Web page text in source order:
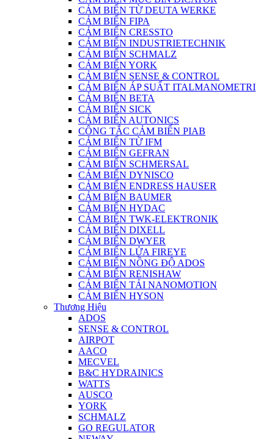
CẢM BIẾN TỪ DEUTA WERKE
CẢM BIẾN FIPA
CẢM BIẾN CRESSTO
CẢM BIẾN INDUSTRIETECHNIK
CẢM BIẾN SCHMALZ
CẢM BIẾN YORK
CẢM BIẾN SENSE & CONTROL
CẢM BIẾN ÁP SUẤT ITALMANOMETRI
CẢM BIẾN BETA
CẢM BIẾN SICK
CẢM BIẾN AUTONICS
CÔNG TẮC CẢM BIẾN PIAB
CẢM BIẾN TỪ IFM
CẢM BIẾN GEFRAN
CẢM BIẾN SCHMERSAL
CẢM BIẾN DYNISCO
CẢM BIẾN ENDRESS HAUSER
CẢM BIẾN BAUMER
CẢM BIẾN HYDAC
CẢM BIẾN TWK-ELEKTRONIK
CẢM BIẾN DIXELL
CẢM BIẾN DWYER
CẢM BIẾN LỬA FIREYE
CẢM BIẾN NỒNG ĐỘ ADOS
CẢM BIẾN RENISHAW
CẢM BIẾN TẢI NANOMOTION
CẢM BIẾN HYSON
Thương Hiệu
ADOS
SENSE & CONTROL
AIRPOT
AACO
MECVEL
B&C HYDRAINICS
WATTS
AUSCO
YORK
SCHMALZ
GO REGULATOR